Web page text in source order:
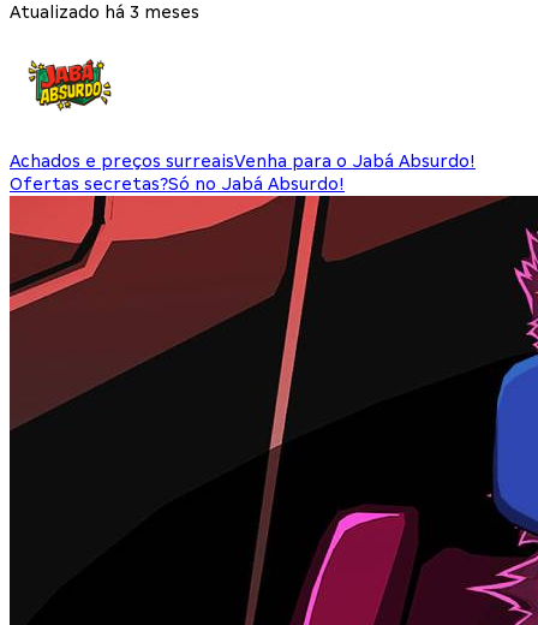
Atualizado há 3 meses
Achados e preços surreaisVenha para o Jabá Absurdo!
Ofertas secretas?Só no Jabá Absurdo!